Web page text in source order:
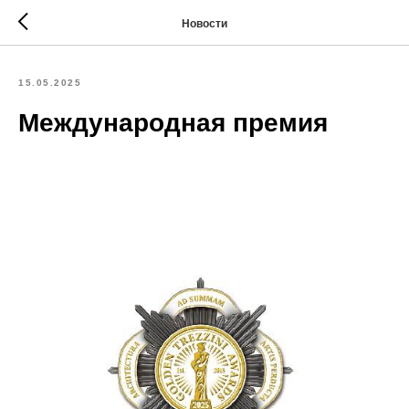
Новости
15.05.2025
Международная премия